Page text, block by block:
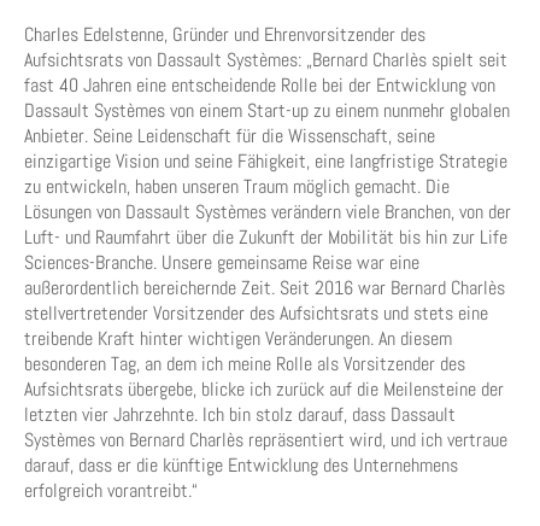
Charles Edelstenne, Gründer und Ehrenvorsitzender des
Aufsichtsrats von Dassault Systèmes: „Bernard Charlès spielt seit
fast 40 Jahren eine entscheidende Rolle bei der Entwicklung von
Dassault Systèmes von einem Start-up zu einem nunmehr globalen
Anbieter. Seine Leidenschaft für die Wissenschaft, seine
einzigartige Vision und seine Fähigkeit, eine langfristige Strategie
zu entwickeln, haben unseren Traum möglich gemacht. Die
Lösungen von Dassault Systèmes verändern viele Branchen, von der
Luft- und Raumfahrt über die Zukunft der Mobilität bis hin zur Life
Sciences-Branche. Unsere gemeinsame Reise war eine
außerordentlich bereichernde Zeit. Seit 2016 war Bernard Charlès
stellvertretender Vorsitzender des Aufsichtsrats und stets eine
treibende Kraft hinter wichtigen Veränderungen. An diesem
besonderen Tag, an dem ich meine Rolle als Vorsitzender des
Aufsichtsrats übergebe, blicke ich zurück auf die Meilensteine der
letzten vier Jahrzehnte. Ich bin stolz darauf, dass Dassault
Systèmes von Bernard Charlès repräsentiert wird, und ich vertraue
darauf, dass er die künftige Entwicklung des Unternehmens
erfolgreich vorantreibt.“